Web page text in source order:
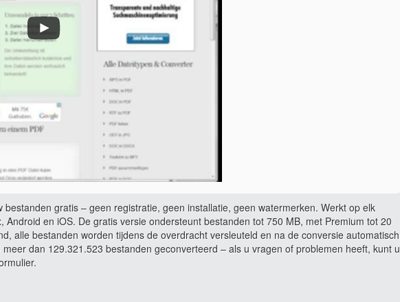
gratis – geen registratie, geen installatie, geen watermerken. Werkt op elk
Android en iOS. De gratis versie ondersteunt bestanden tot 750 MB, met Premium tot 20
alle bestanden worden tijdens de overdracht versleuteld en na de conversie automatisch
dan 129.321.523 bestanden geconverteerd – als u vragen of problemen heeft, kunt u